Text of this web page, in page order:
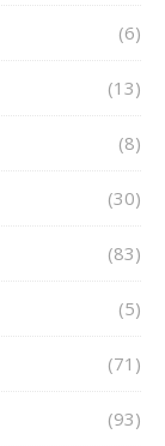
(6)
(13)
(8)
(30)
(83)
(5)
(71)
(93)